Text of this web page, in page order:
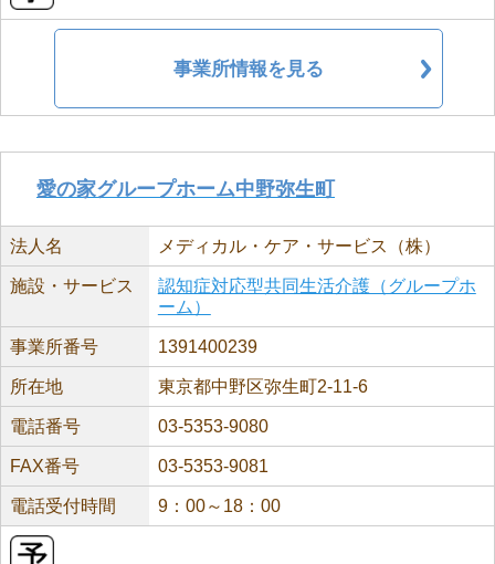
事業所情報を見る
愛の家グループホーム中野弥生町
法人名 メディカル・ケア・サービス（株）
施設・サービス
認知症対応型共同生活介護（グループホ
ーム）
事業所番号 1391400239
所在地 東京都中野区弥生町2-11-6
電話番号 03-5353-9080
FAX番号 03-5353-9081
電話受付時間 9：00～18：00